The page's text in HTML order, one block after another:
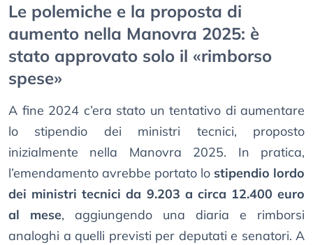
Le polemiche e la proposta di
aumento nella Manovra 2025: è
stato approvato solo il «rimborso
spese»
A fine 2024 c’era stato un tentativo di aumentare
lo stipendio dei ministri tecnici, proposto
inizialmente nella Manovra 2025. In pratica,
l’emendamento avrebbe portato lo stipendio lordo
dei ministri tecnici da 9.203 a circa 12.400 euro
al mese, aggiungendo una diaria e rimborsi
analoghi a quelli previsti per deputati e senatori. A